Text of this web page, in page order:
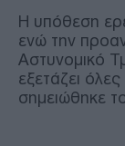
Η υπόθεση
ενώ την
Αστυνομικό
εξετάζει
σημειώθηκε